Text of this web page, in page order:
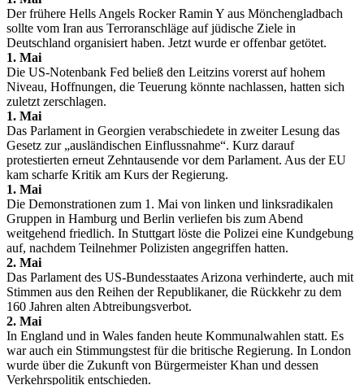
Der frühere Hells Angels Rocker Ramin Y aus Mönchengladbach
sollte vom Iran aus Terroranschläge auf jüdische Ziele in
Deutschland organisiert haben. Jetzt wurde er offenbar getötet.
1. Mai
Die US-Notenbank Fed beließ den Leitzins vorerst auf hohem
Niveau, Hoffnungen, die Teuerung könnte nachlassen, hatten sich
zuletzt zerschlagen.
1. Mai
Das Parlament in Georgien verabschiedete in zweiter Lesung das
Gesetz zur „ausländischen Einflussnahme“. Kurz darauf
protestierten erneut Zehntausende vor dem Parlament. Aus der EU
kam scharfe Kritik am Kurs der Regierung.
1. Mai
Die Demonstrationen zum 1. Mai von linken und linksradikalen
Gruppen in Hamburg und Berlin verliefen bis zum Abend
weitgehend friedlich. In Stuttgart löste die Polizei eine Kundgebung
auf, nachdem Teilnehmer Polizisten angegriffen hatten.
2. Mai
Das Parlament des US-Bundesstaates Arizona verhinderte, auch mit
Stimmen aus den Reihen der Republikaner, die Rückkehr zu dem
160 Jahren alten Abtreibungsverbot.
2. Mai
In England und in Wales fanden heute Kommunalwahlen statt. Es
war auch ein Stimmungstest für die britische Regierung. In London
wurde über die Zukunft von Bürgermeister Khan und dessen
Verkehrspolitik entschieden.